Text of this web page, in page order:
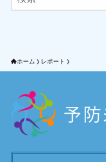
ホーム レポート